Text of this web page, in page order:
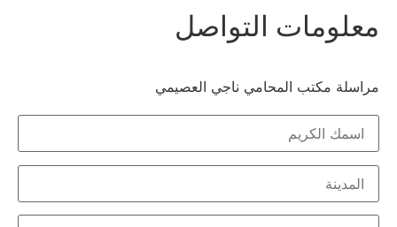
التواصل
مكتب المحامي ناجي العصيمي